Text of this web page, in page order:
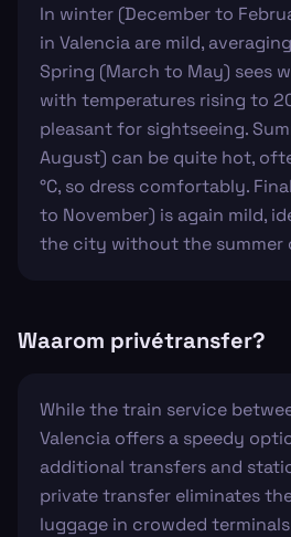
In winter (December to
in Valencia are mild,
Spring (March to May) sees
with temperatures rising to
pleasant for sightseeing.
August) can be quite hot,
°C, so dress comfortably.
to November) is again mild,
the city without the summer
Waarom privétransfer?
While the train service
Valencia offers a speedy
additional transfers and
private transfer eliminates
luggage in crowded